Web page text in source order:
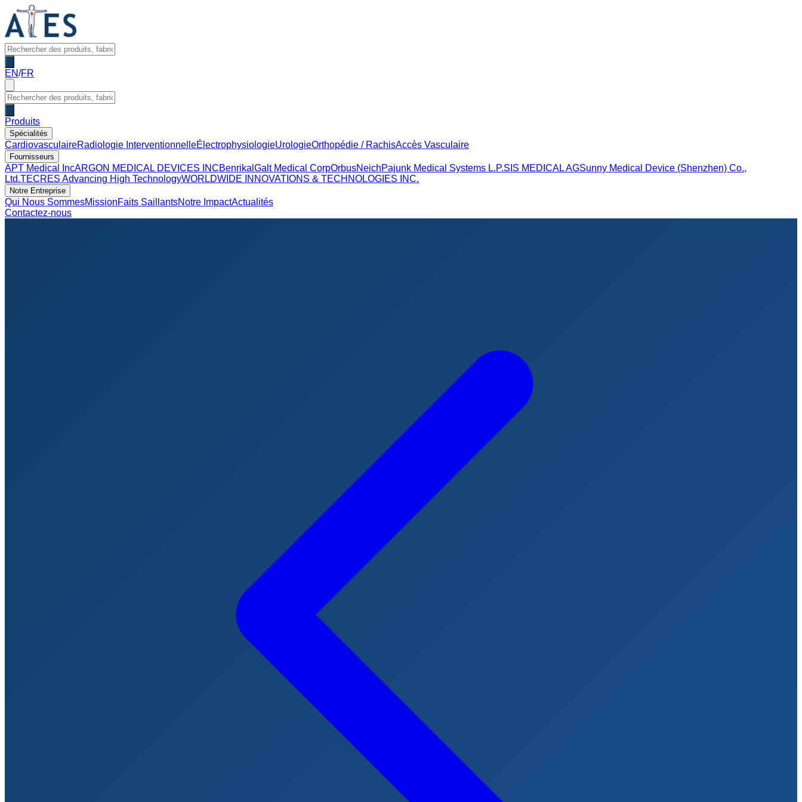
EN/FR
Produits
Spécialités
CardiovasculaireRadiologie InterventionnelleÉlectrophysiologieUrologieOrthopédie / RachisAccès Vasculaire
Fournisseurs
APT Medical IncARGON MEDICAL DEVICES INCBenrikal Galt Medical CorpOrbusNeichPajunk Medical Systems L.P.SIS MEDICAL AGSunny Medical Device (Shenzhen) Co.,
Ltd.TECRES Advancing High TechnologyWORLDWIDE INNOVATIONS & TECHNOLOGIES INC.
Notre Entreprise
Qui Nous SommesMissionFaits SaillantsNotre ImpactActualités
Contactez-nous